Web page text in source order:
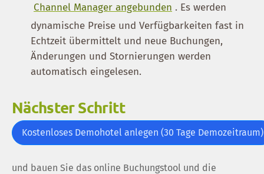
Channel Manager angebunden . Es werden
dynamische Preise und Verfügbarkeiten fast in
Echtzeit übermittelt und neue Buchungen,
Änderungen und Stornierungen werden
automatisch eingelesen.
Nächster Schritt
Kostenloses Demohotel anlegen (30 Tage Demozeitraum)
und bauen Sie das online Buchungstool und die